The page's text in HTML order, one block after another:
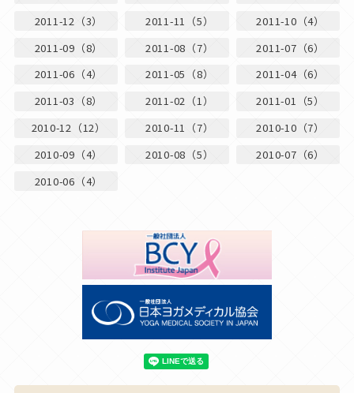
2011-12（3）
2011-11（5）
2011-10（4）
2011-09（8）
2011-08（7）
2011-07（6）
2011-06（4）
2011-05（8）
2011-04（6）
2011-03（8）
2011-02（1）
2011-01（5）
2010-12（12）
2010-11（7）
2010-10（7）
2010-09（4）
2010-08（5）
2010-07（6）
2010-06（4）